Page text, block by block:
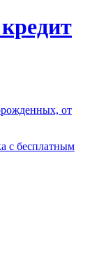
от
с бесплатным